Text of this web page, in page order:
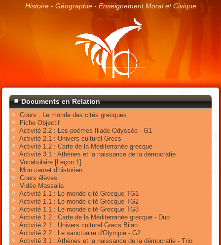
Histoire - Géographie - Enseignement Moral et Civique
Documents en Relation
Cours : Le monde des cités grecques
Fiche Objectif
Activité 2.2 : Les poèmes Iliade Odyssée - G1
Activité 2.1 : Univers culturel Grecs
Activité 1.2 : Carte de la Méditerranée grecque
Activité 3.1 : Athènes et la naissance de la démocratie
Vocabulaire [Leçon 1]
Mon carnet d'historien
Cours élèves
Vidéo Massalia
Activité 1.1 : Le monde cité Grecque TG1
Activité 1.1 : Le monde cité Grecque TG2
Activité 1.1 : Le monde cité Grecque TG3
Activité 1.2 : Carte de la Méditerranée grecque - Duo
Activité 2.1 : Univers culturel Grecs Bilan
Activité 2.2 : Le sanctuaire d'Olympie - G2
Activité 3.1 : Athènes et la naissance de la démocratie - Trio